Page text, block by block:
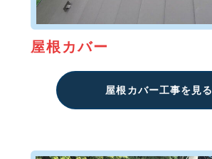
屋根カバー
屋根カバー工事を見る